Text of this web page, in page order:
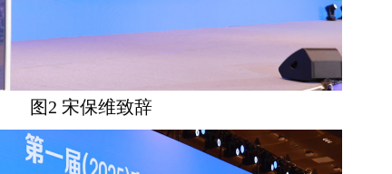
图2 宋保维致辞